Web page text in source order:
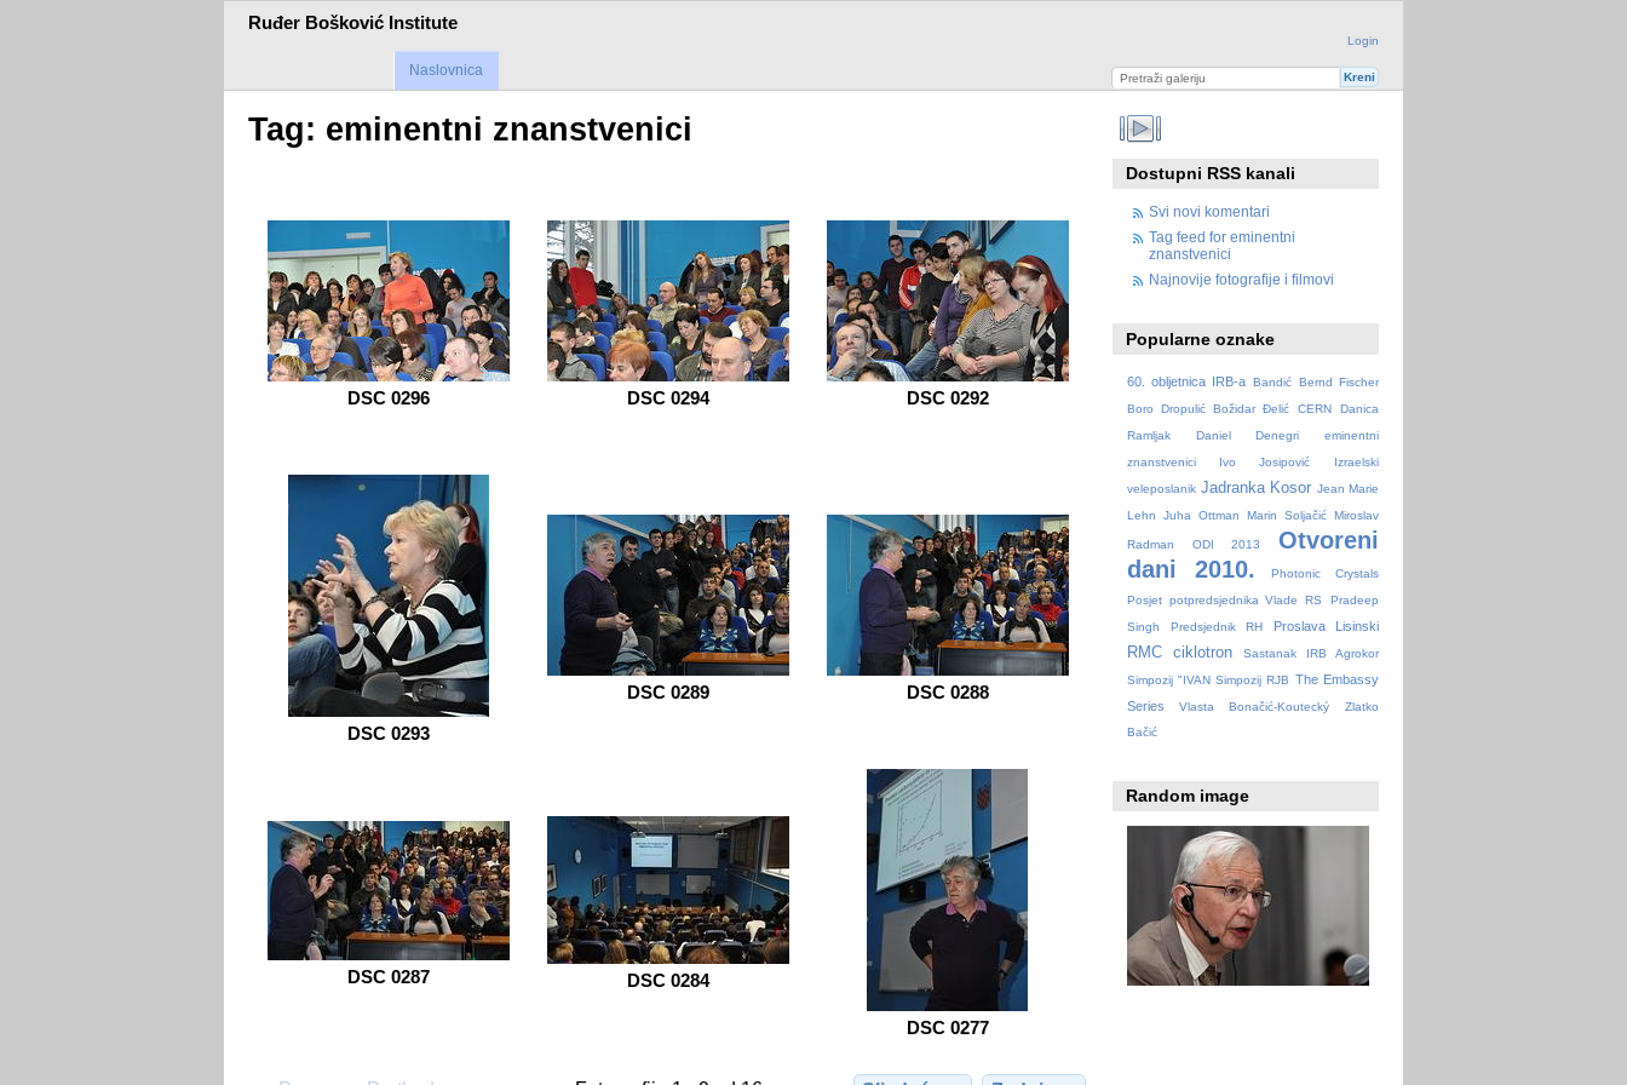
Ruđer Bošković Institute
Login
Naslovnica
Tag: eminentni znanstvenici
DSC 0296 DSC 0294 DSC 0292
DSC 0293
DSC 0289 DSC 0288
DSC 0287 DSC 0284
DSC 0277
Dostupni RSS kanali
Svi novi komentari
Tag feed for eminentni
znanstvenici
Najnovije fotografije i filmovi
Popularne oznake
60. obljetnica IRB-a Bandić
Bernd Fischer
Boro Dropulić
Božidar Đelić CERN
Danica
Ramljak
Daniel Denegri
eminentni
znanstvenici
Ivo Josipović
Izraelski
veleposlanik Jadranka Kosor Jean Marie
Lehn
Juha Ottman Marin Soljačić Miroslav
Radman ODI 2013
Otvoreni
dani 2010.
Photonic Crystals
Posjet potpredsjednika Vlade RS
Pradeep
Singh
Predsjednik RH Proslava Lisinski
RMC ciklotron
Sastanak IRB Agrokor
Simpozij "IVAN Simpozij RJB The Embassy
Series
Vlasta Bonačić-Koutecký
Zlatko
Bačić
Random image